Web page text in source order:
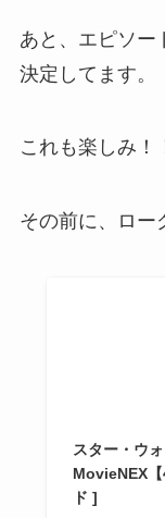
あと、エピソー
決定してます。
これも楽しみ！
その前に、ロー
スター・ウ
MovieNEX
ド ]